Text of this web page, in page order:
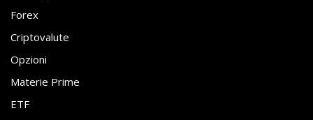
Forex
Criptovalute
Opzioni
Materie Prime
ETF